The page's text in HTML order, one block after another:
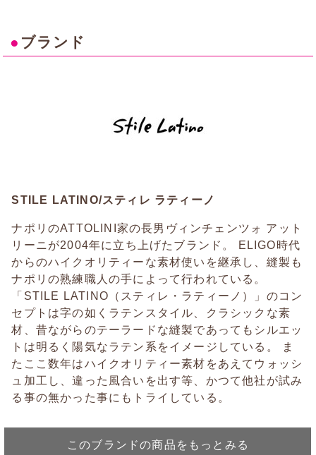
● ブランド
STILE LATINO/スティレ ラティーノ
ナポリのATTOLINI家の長男ヴィンチェンツォ アット
リーニが2004年に立ち上げたブランド。 ELIGO時代
からのハイクオリティーな素材使いを継承し、縫製も
ナポリの熟練職人の手によって行われている。
「STILE LATINO（スティレ・ラティーノ）」のコン
セプトは字の如くラテンスタイル、クラシックな素
材、昔ながらのテーラードな縫製であってもシルエッ
トは明るく陽気なラテン系をイメージしている。 ま
たここ数年はハイクオリティー素材をあえてウォッシ
ュ加工し、違った風合いを出す等、かつて他社が試み
る事の無かった事にもトライしている。
このブランドの商品をもっとみる